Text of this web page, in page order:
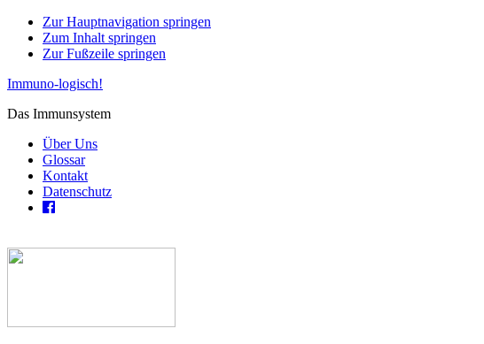
Zur Hauptnavigation springen
Zum Inhalt springen
Zur Fußzeile springen
Immuno-logisch!
Das Immunsystem
Über Uns
Glossar
Kontakt
Datenschutz